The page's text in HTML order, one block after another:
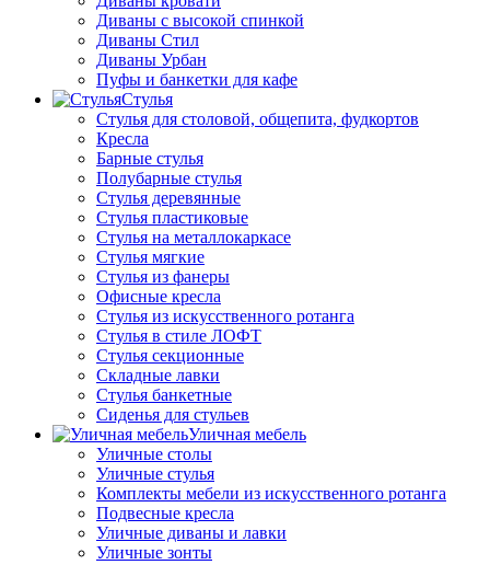
Диваны с высокой спинкой
Диваны Стил
Диваны Урбан
Пуфы и банкетки для кафе
Стулья
Стулья для столовой, общепита, фудкортов
Кресла
Барные стулья
Полубарные стулья
Стулья деревянные
Стулья пластиковые
Стулья на металлокаркасе
Стулья мягкие
Стулья из фанеры
Офисные кресла
Стулья из искусственного ротанга
Стулья в стиле ЛОФТ
Стулья секционные
Складные лавки
Стулья банкетные
Сиденья для стульев
Уличная мебель
Уличные столы
Уличные стулья
Комплекты мебели из искусственного ротанга
Подвесные кресла
Уличные диваны и лавки
Уличные зонты